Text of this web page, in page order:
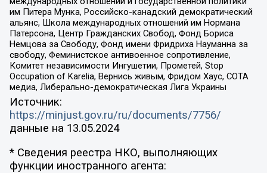
им Питера Мунка, Российско-канадский демократический
альянс, Школа международных отношений им Нормана
Патерсона, Центр Гражданских Свобод, Фонд Бориса
Немцова за Свободу, Фонд имени Фридриха Науманна за
свободу, Феминистское антивоенное сопротивление,
Комитет независимости Ингушетии, Прометей, Stop
Occupation of Karelia, Вернись живым, Фридом Хаус, СОТА
медиа, Либерально-демократическая Лига Украины
Источник:
https://minjust.gov.ru/ru/documents/7756/
данные на 13.05.2024
* Сведения реестра НКО, выполняющих
функции иностранного агента: